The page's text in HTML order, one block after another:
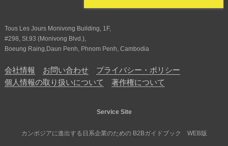
Tous Les Jours Monivong Building, 1F,
#298, St.93 (Monivong Blvd.),
Boeung Raing,Daun Penh, Phnom Penh, Cambodia
会社情報 お問い合わせ
プライバシー・ポリシー
個人情報の取り扱いについて
著作権について
Service Site
カンボジアに進出する日系企業のための B2Bガイドブック WEB版